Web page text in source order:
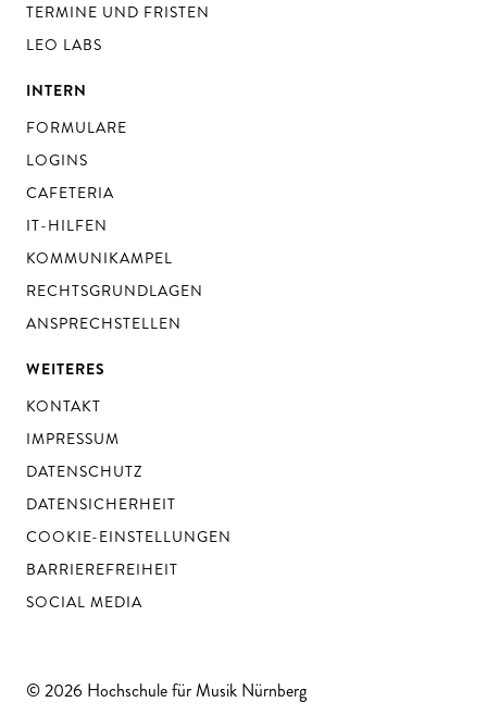
TERMINE UND FRISTEN
LEO LABS
INTERN
FORMULARE
LOGINS
CAFETERIA
IT-HILFEN
KOMMUNIKAMPEL
RECHTSGRUNDLAGEN
ANSPRECHSTELLEN
WEITERES
KONTAKT
IMPRESSUM
DATENSCHUTZ
DATENSICHERHEIT
COOKIE-EINSTELLUNGEN
BARRIEREFREIHEIT
SOCIAL MEDIA
© 2026 Hochschule für Musik Nürnberg